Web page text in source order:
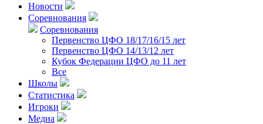
Новости
Соревнования
Соревнования
Первенство ЦФО 18/17/16/15 лет
Первенство ЦФО 14/13/12 лет
Кубок Федерации ЦФО до 11 лет
Все
Школы
Статистика
Игроки
Медиа